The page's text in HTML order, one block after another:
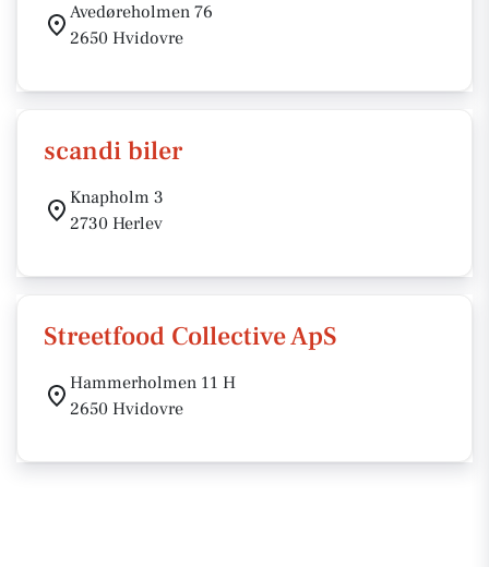
Avedøreholmen 76
2650 Hvidovre
scandi biler
Knapholm 3
2730 Herlev
Streetfood Collective ApS
Hammerholmen 11 H
2650 Hvidovre